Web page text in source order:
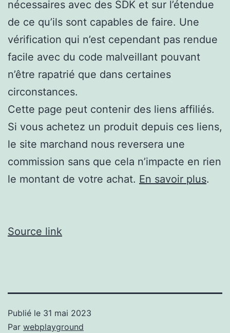
nécessaires avec des SDK et sur l’étendue
de ce qu’ils sont capables de faire. Une
vérification qui n’est cependant pas rendue
facile avec du code malveillant pouvant
n’être rapatrié que dans certaines
circonstances.
Cette page peut contenir des liens affiliés.
Si vous achetez un produit depuis ces liens,
le site marchand nous reversera une
commission sans que cela n’impacte en rien
le montant de votre achat. En savoir plus.
Source link
Publié le 31 mai 2023
Par webplayground